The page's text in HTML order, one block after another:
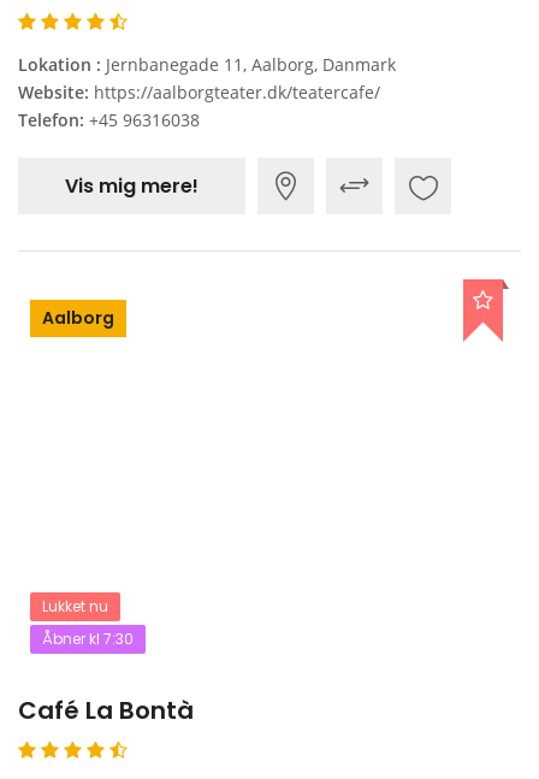
Lokation : Jernbanegade 11, Aalborg, Danmark
Website: https://aalborgteater.dk/teatercafe/
Telefon: +45 96316038
Vis mig mere!
Aalborg
Lukket nu
Åbner kl 7:30
Café La Bontà